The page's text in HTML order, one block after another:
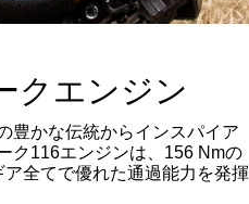
クエンジン
豊かな伝統からインスパイア
ク116エンジンは、156 Nmの
全てで優れた通過能力を発揮